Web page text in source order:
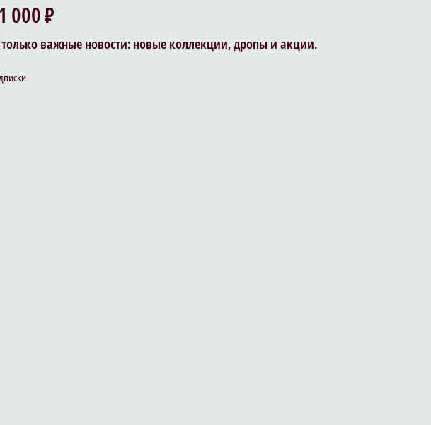
000 ₽
важные новости: новые коллекции, дропы и акции.